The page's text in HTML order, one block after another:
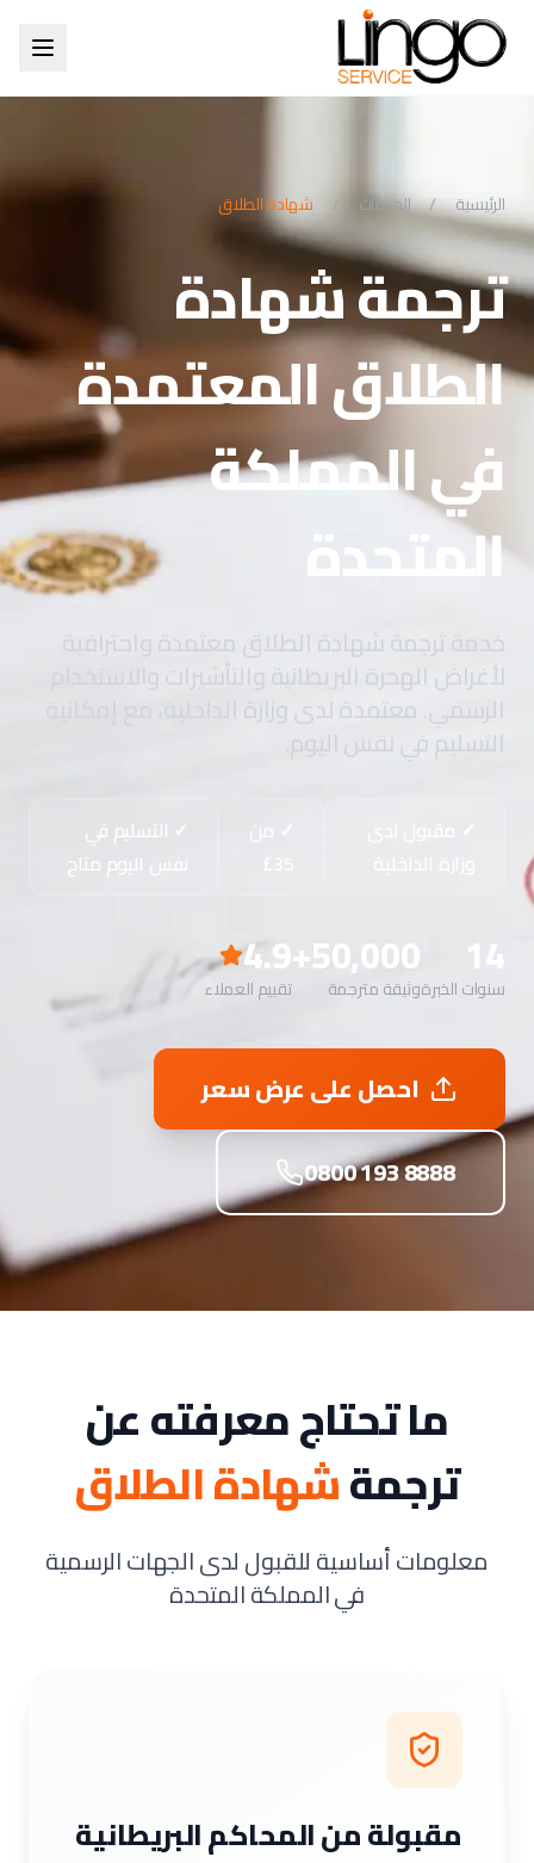
الرئيسية / الخدمات / شهادة الطلاق
ترجمة شهادة
الطلاق المعتمدة
في المملكة
المتحدة
خدمة ترجمة شهادة الطلاق معتمدة واحترافية
لأغراض الهجرة البريطانية والتأشيرات والاستخدام
الرسمي. معتمدة لدى وزارة الداخلية، مع إمكانية
التسليم في نفس اليوم.
✓ من
✓ التسليم في
نفس اليوم متاح
14
سنوات الخبرة50,000+
وثيقة مترجمة 4.9
تقييم العملاء
احصل على عرض سعر
0800 193 8888
ما تحتاج معرفته عن
ترجمةشهادة الطلاق
معلومات أساسية للقبول لدى الجهات الرسمية
في المملكة المتحدة
مقبولة من المحاكم البريطانية